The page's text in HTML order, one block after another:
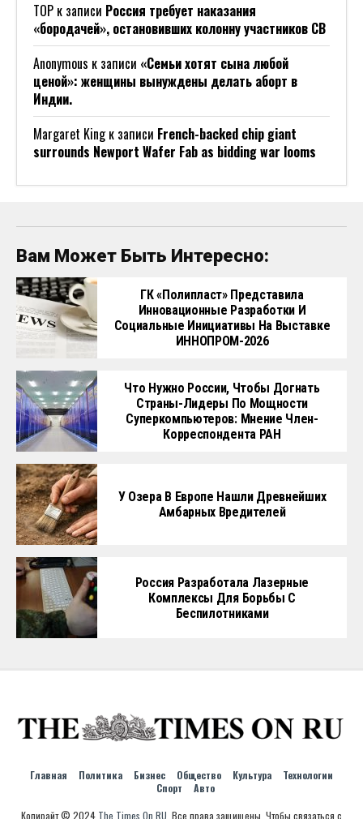
ТОР к записи Россия требует наказания
«бородачей», остановивших колонну участников СВ
Anonymous к записи «Семьи хотят сына любой
ценой»: женщины вынуждены делать аборт в
Индии.
Margaret Kingк записи French-backed chip giant
surrounds Newport Wafer Fab as bidding war looms
Вам Может Быть Интересно:
ГК «Полипласт» Представила
Инновационные Разработки И
Социальные Инициативы На Выставке
ИННОПРОМ-2026
Что Нужно России, Чтобы Догнать
Страны-Лидеры По Мощности
Суперкомпьютеров: Мнение Член-
Корреспондента РАН
У Озера В Европе Нашли Древнейших
Амбарных Вредителей
Россия Разработала Лазерные
Комплексы Для Борьбы С
Беспилотниками
Главная Политика Бизнес Общество Культура
Технологии
Спорт
Авто
Копирайт © 2024 The Times On RU . Все права защищены. Чтобы связаться с